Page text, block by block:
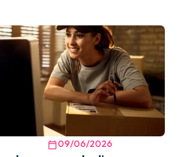
09/06/2026